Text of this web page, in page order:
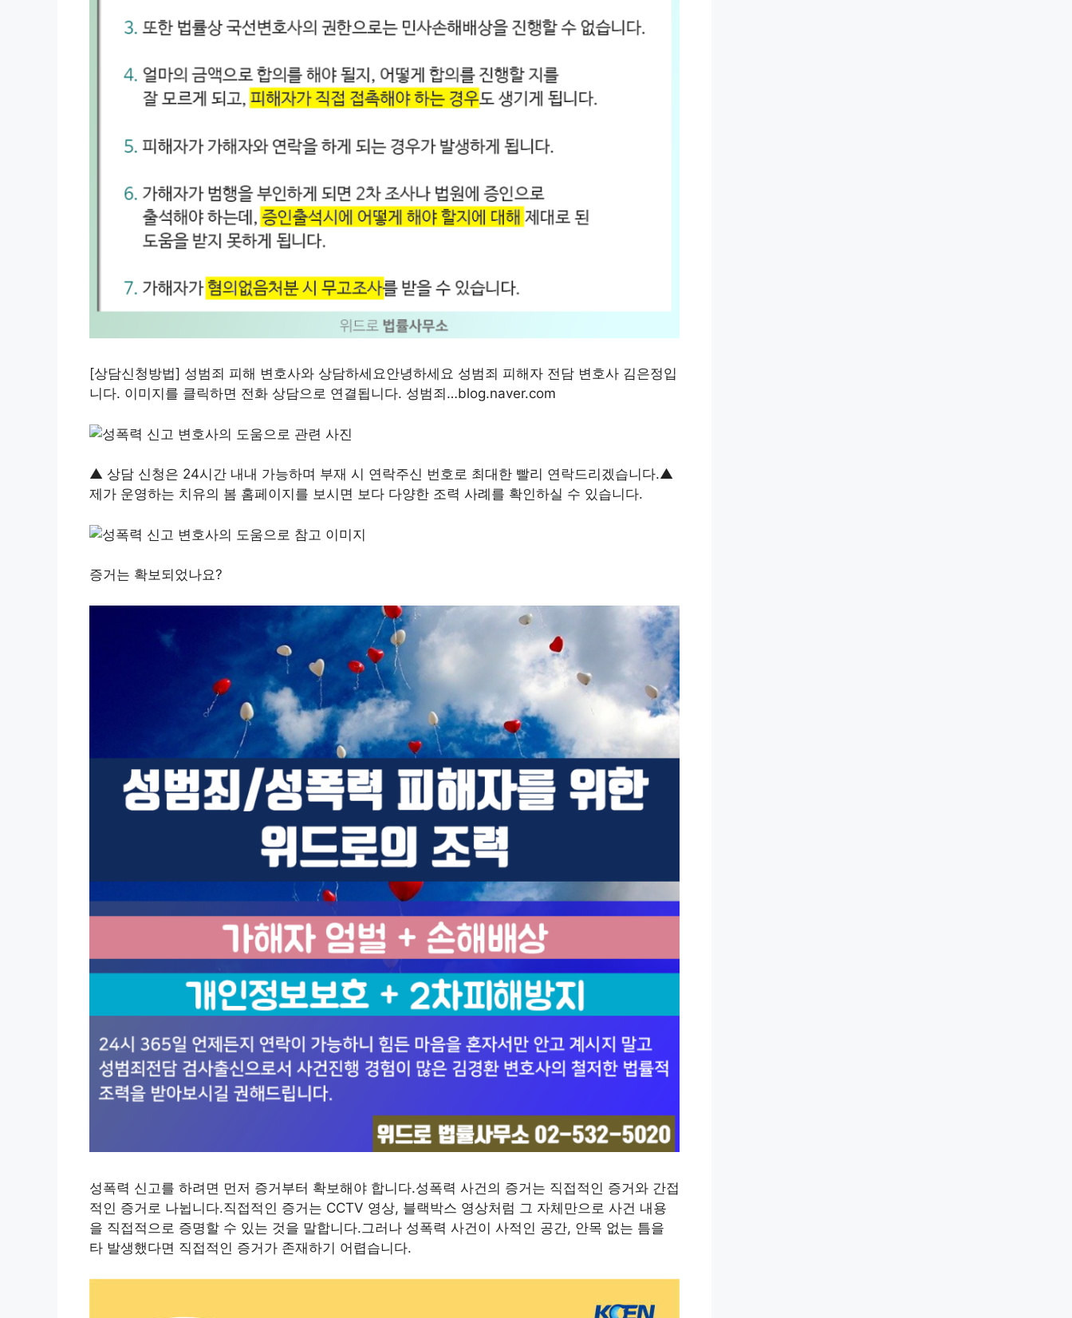
[상담신청방법] 성범죄 피해 변호사와 상담하세요안녕하세요 성범죄 피해자 전담 변호사 김은정입
니다. 이미지를 클릭하면 전화 상담으로 연결됩니다. 성범죄…blog.naver.com
▲ 상담 신청은 24시간 내내 가능하며 부재 시 연락주신 번호로 최대한 빨리 연락드리겠습니다.▲
제가 운영하는 치유의 봄 홈페이지를 보시면 보다 다양한 조력 사례를 확인하실 수 있습니다.
증거는 확보되었나요?
성폭력 신고를 하려면 먼저 증거부터 확보해야 합니다.성폭력 사건의 증거는 직접적인 증거와 간접
적인 증거로 나뉩니다.직접적인 증거는 CCTV 영상, 블랙박스 영상처럼 그 자체만으로 사건 내용
을 직접적으로 증명할 수 있는 것을 말합니다.그러나 성폭력 사건이 사적인 공간, 안목 없는 틈을
타 발생했다면 직접적인 증거가 존재하기 어렵습니다.